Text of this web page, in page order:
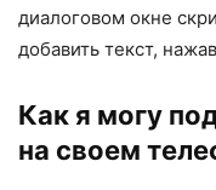
диалоговом окне
добавить текст,
Как я могу
на своем